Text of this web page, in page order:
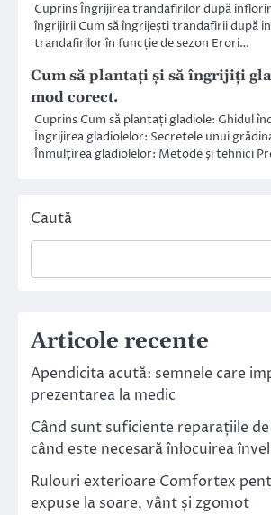
Cuprins Îngrijirea trandafirilor după
îngrijirii Cum să îngrijești trandafirii după
trandafirilor în funcție de sezon Erori…
Cum să plantați și să îngrijiți
mod corect.
Cuprins Cum să plantați gladiole: Ghidul
Îngrijirea gladiolelor: Secretele unui
Înmulțirea gladiolelor: Metode și tehnici
Caută
Articole recente
Apendicita acută: semnele care
prezentarea la medic
Când sunt suficiente reparațiile
când este necesară înlocuirea
Rulouri exterioare Comfortex
expuse la soare, vânt și zgomot